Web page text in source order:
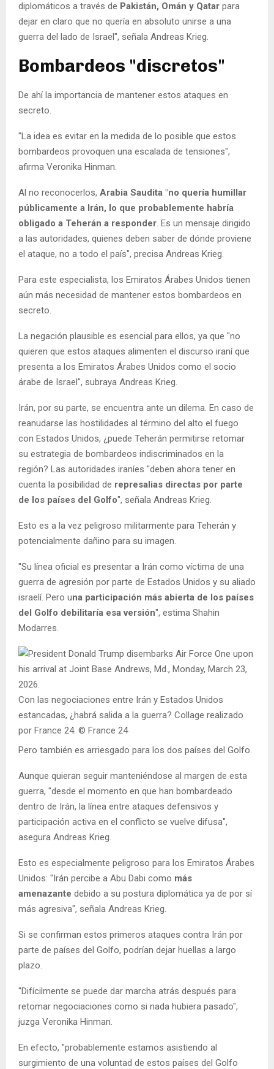
diplomáticos a través de Pakistán, Omán y Qatar para
dejar en claro que no quería en absoluto unirse a una
guerra del lado de Israel", señala Andreas Krieg.
Bombardeos "discretos"
De ahí la importancia de mantener estos ataques en
secreto.
"La idea es evitar en la medida de lo posible que estos
bombardeos provoquen una escalada de tensiones",
afirma Veronika Hinman.
Al no reconocerlos, Arabia Saudita "no quería humillar
públicamente a Irán, lo que probablemente habría
obligado a Teherán a responder. Es un mensaje dirigido
a las autoridades, quienes deben saber de dónde proviene
el ataque, no a todo el país", precisa Andreas Krieg.
Para este especialista, los Emiratos Árabes Unidos tienen
aún más necesidad de mantener estos bombardeos en
secreto.
La negación plausible es esencial para ellos, ya que "no
quieren que estos ataques alimenten el discurso iraní que
presenta a los Emiratos Árabes Unidos como el socio
árabe de Israel", subraya Andreas Krieg.
Irán, por su parte, se encuentra ante un dilema. En caso de
reanudarse las hostilidades al término del alto el fuego
con Estados Unidos, ¿puede Teherán permitirse retomar
su estrategia de bombardeos indiscriminados en la
región? Las autoridades iraníes "deben ahora tener en
cuenta la posibilidad de represalias directas por parte
de los países del Golfo", señala Andreas Krieg.
Esto es a la vez peligroso militarmente para Teherán y
potencialmente dañino para su imagen.
"Su línea oficial es presentar a Irán como víctima de una
guerra de agresión por parte de Estados Unidos y su aliado
israelí. Pero una participación más abierta de los países
del Golfo debilitaría esa versión", estima Shahin
Modarres.
Con las negociaciones entre Irán y Estados Unidos
estancadas, ¿habrá salida a la guerra? Collage realizado
por France 24. © France 24
Pero también es arriesgado para los dos países del Golfo.
Aunque quieran seguir manteniéndose al margen de esta
guerra, "desde el momento en que han bombardeado
dentro de Irán, la línea entre ataques defensivos y
participación activa en el conflicto se vuelve difusa",
asegura Andreas Krieg.
Esto es especialmente peligroso para los Emiratos Árabes
Unidos: "Irán percibe a Abu Dabi como más
amenazante debido a su postura diplomática ya de por sí
más agresiva", señala Andreas Krieg.
Si se confirman estos primeros ataques contra Irán por
parte de países del Golfo, podrían dejar huellas a largo
plazo.
"Difícilmente se puede dar marcha atrás después para
retomar negociaciones como si nada hubiera pasado",
juzga Veronika Hinman.
En efecto, "probablemente estamos asistiendo al
surgimiento de una voluntad de estos países del Golfo